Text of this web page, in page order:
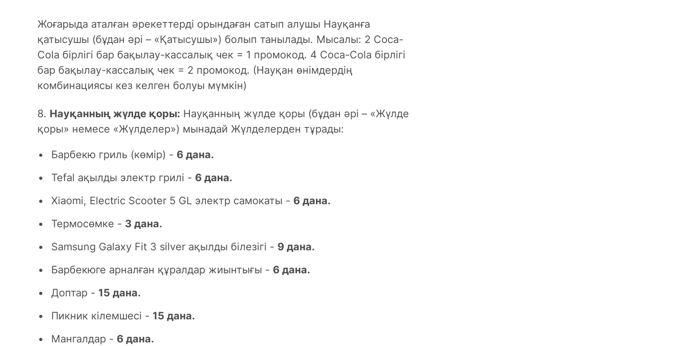
Жоғарыда аталған әрекеттерді орындаған сатып алушы Науқанға
қатысушы (бұдан әрі – «Қатысушы») болып танылады. Мысалы: 2 Coca-
Cola бірлігі бар бақылау-кассалық чек = 1 промокод. 4 Coca-Cola бірлігі
бар бақылау-кассалық чек = 2 промокод. (Науқан өнімдердің
комбинациясы кез келген болуы мүмкін)
8. Науқанның жүлде қоры: Науқанның жүлде қоры (бұдан әрі – «Жүлде
қоры» немесе «Жүлделер») мынадай Жүлделерден тұрады:
Барбекю гриль (көмір) - 6 дана.
Tefal ақылды электр грилі - 6 дана.
Xiaomi, Electric Scooter 5 GL электр самокаты - 6 дана.
Термосөмке - 3 дана.
Samsung Galaxy Fit 3 silver ақылды білезігі - 9 дана.
Барбекюге арналған құралдар жиынтығы - 6 дана.
Доптар - 15 дана.
Пикник кілемшесі - 15 дана.
Мангалдар - 6 дана.